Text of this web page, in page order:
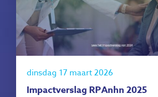
dinsdag 17 maart 2026
Impactverslag RPAnhn 2025